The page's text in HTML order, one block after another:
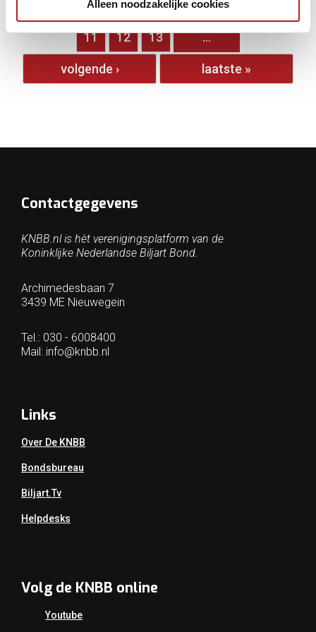
Alleen noodzakelijke cookies
5 6 7 8 9
11 12 13 …
volgende › laatste »
Contactgegevens
KNBB.nl is hèt verenigingsplatform van de
Koninklijke Nederlandse Biljart Bond.
Archimedesbaan 7
3439 ME Nieuwegein
Tel.: 030 - 6008400
Mail: info@knbb.nl
Links
Over De KNBB
Bondsbureau
Biljart.tv
Helpdesks
Volg de KNBB online
Youtube